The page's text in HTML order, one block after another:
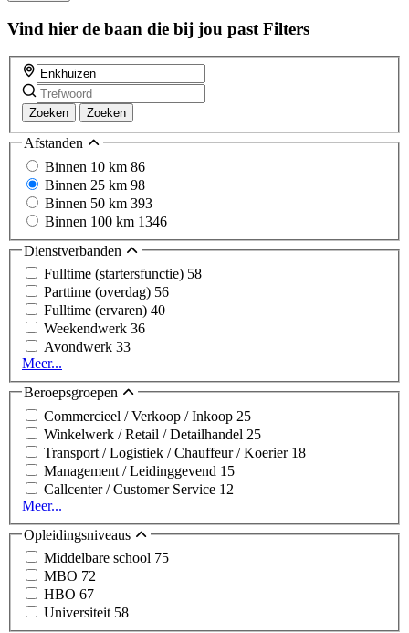
Vind hier de baan die bij jou past Filters
Zoeken Zoeken
Afstanden
Binnen 10 km 86
Binnen 25 km 98
Binnen 50 km 393
Binnen 100 km 1346
Dienstverbanden
Fulltime (startersfunctie) 58
Parttime (overdag) 56
Fulltime (ervaren) 40
Weekendwerk 36
Avondwerk 33
Meer...
Beroepsgroepen
Commercieel / Verkoop / Inkoop 25
Winkelwerk / Retail / Detailhandel 25
Transport / Logistiek / Chauffeur / Koerier 18
Management / Leidinggevend 15
Callcenter / Customer Service 12
Meer...
Opleidingsniveaus
Middelbare school 75
MBO 72
HBO 67
Universiteit 58